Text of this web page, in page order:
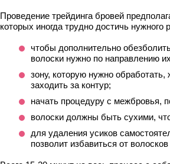
Проведение трейдинга бровей
которых иногда трудно достичь нужного
чтобы дополнительно
волоски нужно по направлению
зону, которую нужно
заходить за контур;
начать процедуру с межбровья,
волоски должны быть сухими,
для удаления усиков
позволит избавиться от